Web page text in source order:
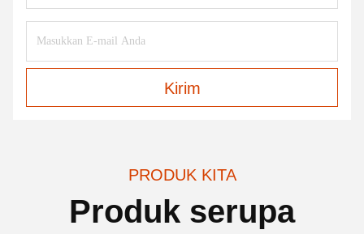
Kirim
PRODUK KITA
Produk serupa